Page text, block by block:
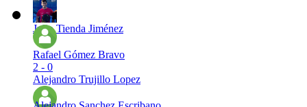
Julio Tienda Jiménez
Rafael Gómez Bravo
2 - 0
Alejandro Trujillo Lopez